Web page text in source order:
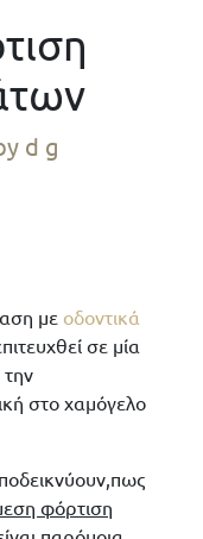
d g
με οδοντικά
σε μία
στο χαμόγελο
φόρτιση